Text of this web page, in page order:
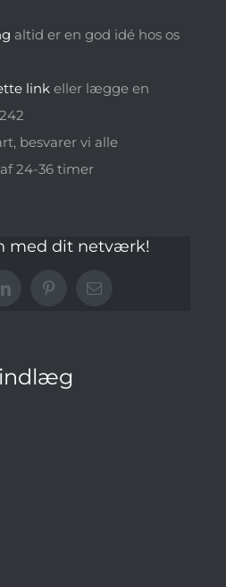
altid er en god idé hos os
link eller lægge en
besvarer vi alle
24-36 timer
med dit netværk!
LinkedInPinterest
E-